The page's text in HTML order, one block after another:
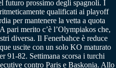
futuro prossimo degli spagnoli. I
qualificati ai playoff
per mantenere la vetta a quota
pari merito c’è l’Olympiakos che,
diversa. Il Fenerbahce è reduce
uscite con un solo KO maturato
91-82. Settimana scorsa i turchi
contro Paris e Baskonia. Allo